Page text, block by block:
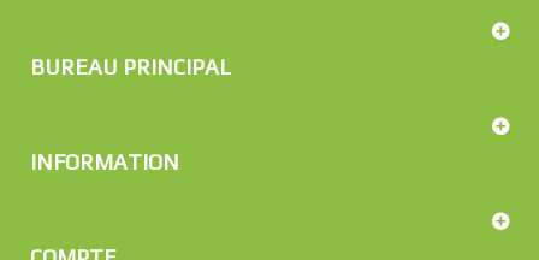
BUREAU PRINCIPAL
INFORMATION